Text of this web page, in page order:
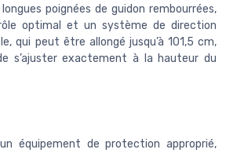
poignées de guidon rembourrées,
optimal et un système de direction
qui peut être allongé jusqu’à 101,5 cm,
s’ajuster exactement à la hauteur du
équipement de protection approprié,